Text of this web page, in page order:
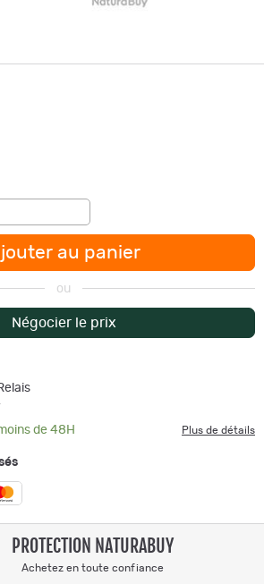
au panier
ou
Négocier le prix
de 48H
Plus de détails
PROTECTION NATURABUY
Achetez en toute confiance